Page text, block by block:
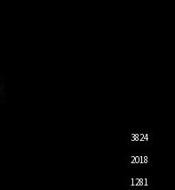
3824
2018
1281